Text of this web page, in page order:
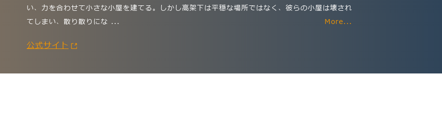
い、力を合わせて小さな小屋を建てる。しかし高架下は平穏な場所ではなく、彼らの小屋は壊され
てしまい、散り散りにな ... More...
公式サイト